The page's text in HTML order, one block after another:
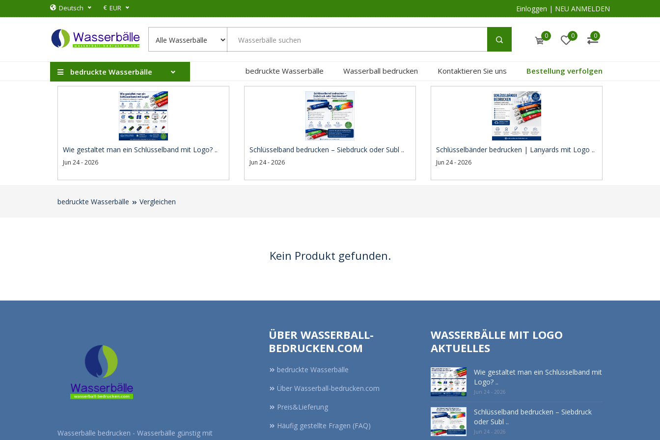
Deutsch € EUR Einloggen | NEU ANMELDEN
0 0 0
bedruckte Wasserbälle bedruckte Wasserbälle Wasserball bedrucken Kontaktieren Sie uns Bestellung verfolgen
Wie gestaltet man ein Schlüsselband mit Logo? ..
Jun 24 - 2026
Schlüsselband bedrucken – Siebdruck oder Subl ..
Jun 24 - 2026
Schlüsselbänder bedrucken | Lanyards mit Logo ..
Jun 24 - 2026
bedruckte Wasserbälle Vergleichen
Kein Produkt gefunden.
Wasserbälle bedrucken - Wasserbälle günstig mit
ÜBER WASSERBALL-
BEDRUCKEN.COM
bedruckte Wasserbälle
Über Wasserball-bedrucken.com
Preis&Lieferung
Häufig gestellte Fragen (FAQ)
WASSERBÄLLE MIT LOGO
AKTUELLES
Wie gestaltet man ein Schlüsselband mit
Logo? ..
Jun 24 - 2026
Schlüsselband bedrucken – Siebdruck
oder Subl ..
Jun 24 - 2026